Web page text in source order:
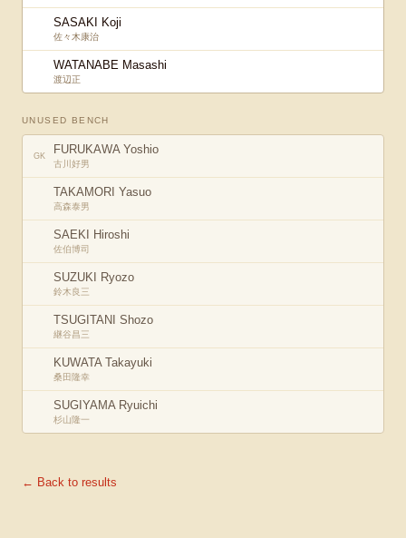
SASAKI Koji
佐々木康治
WATANABE Masashi
渡辺正
UNUSED BENCH
GK FURUKAWA Yoshio
古川好男
TAKAMORI Yasuo
高森泰男
SAEKI Hiroshi
佐伯博司
SUZUKI Ryozo
鈴木良三
TSUGITANI Shozo
継谷昌三
KUWATA Takayuki
桑田隆幸
SUGIYAMA Ryuichi
杉山隆一
← Back to results